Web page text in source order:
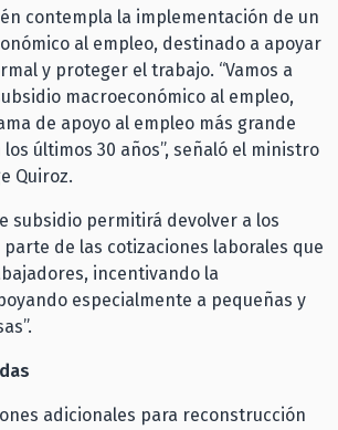
contempla la implementación de un
al empleo, destinado a apoyar
y proteger el trabajo. “Vamos a
macroeconómico al empleo,
de apoyo al empleo más grande
últimos 30 años”, señaló el ministro
Quiroz.
subsidio permitirá devolver a los
de las cotizaciones laborales que
incentivando la
especialmente a pequeñas y
adicionales para reconstrucción